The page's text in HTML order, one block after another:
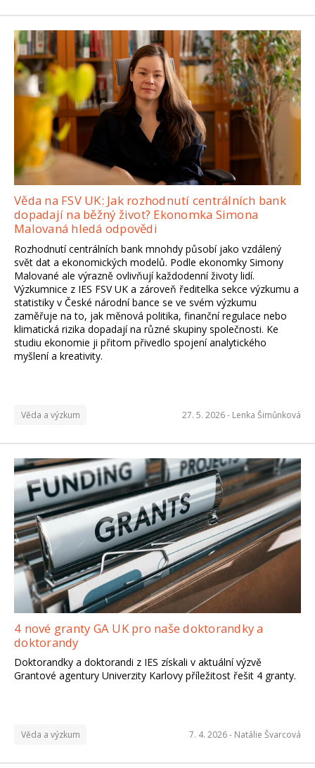
Věda na FSV UK: Jak rozhodnutí centrálních bank
dopadají na běžný život? Ekonomka Simona
Malovaná hledá odpovědi
Rozhodnutí centrálních bank mnohdy působí jako vzdálený
svět dat a ekonomických modelů. Podle ekonomky Simony
Malované ale výrazně ovlivňují každodenní životy lidí.
Výzkumnice z IES FSV UK a zároveň ředitelka sekce výzkumu a
statistiky v České národní bance se ve svém výzkumu
zaměřuje na to, jak měnová politika, finanční regulace nebo
klimatická rizika dopadají na různé skupiny společnosti. Ke
studiu ekonomie ji přitom přivedlo spojení analytického
myšlení a kreativity.
Věda a výzkum 27. 5. 2026 - Lenka Šimůnková
4 nové granty GA UK pro naše doktorandky a
doktorandy
Doktorandky a doktorandi z IES získali v aktuální výzvě
Grantové agentury Univerzity Karlovy příležitost řešit 4 granty.
Věda a výzkum 7. 4. 2026 - Natálie Švarcová